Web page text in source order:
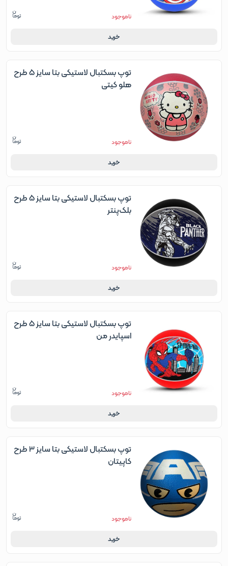
ناموجود
خرید
توپ بسکتبال لاستیکی بتا سایز 5 طرح
هلو کیتی
ناموجود
خرید
توپ بسکتبال لاستیکی بتا سایز 5 طرح
بلک‌پنتر
ناموجود
خرید
توپ بسکتبال لاستیکی بتا سایز 5 طرح
اسپایدر من
ناموجود
خرید
توپ بسکتبال لاستیکی بتا سایز 3 طرح
کاپیتان
ناموجود
خرید